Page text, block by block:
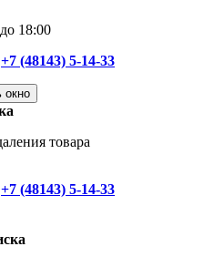
18:00
+7 (48143) 5-14-33
окно
товара
+7 (48143) 5-14-33